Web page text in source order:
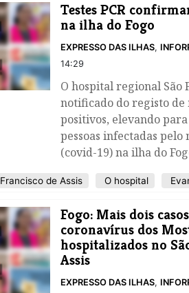
Testes PCR
na ilha do Fogo
EXPRESSO DAS ILHAS,
14:29
O hospital regional São
notificado do registo de
positivos, elevando
pessoas infectadas
(covid-19) na ilha do
Francisco de Assis O hospital
Fogo: Mais dois
coronavírus dos
hospitalizados no
Assis
EXPRESSO DAS ILHAS,